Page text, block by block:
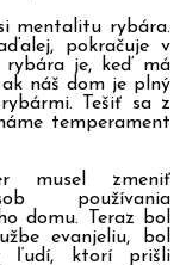
mentalitu rybára.
pokračuje v
rybára je, keď má
náš dom je plný
Tešiť sa z
temperament
musel zmeniť
používania
domu. Teraz bol
evanjeliu, bol
ľudí, ktorí prišli